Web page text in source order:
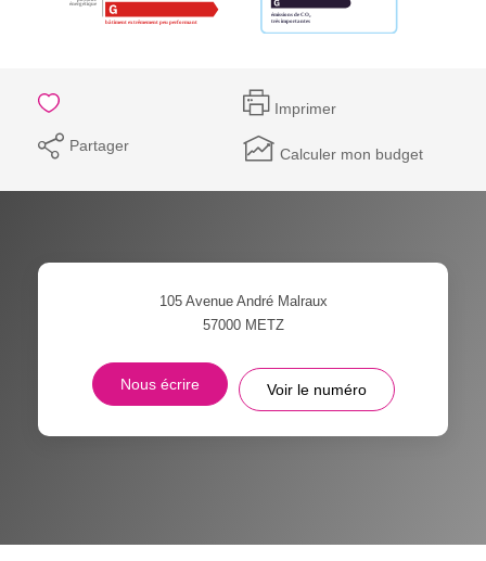
Imprimer
Partager Calculer mon budget
105 Avenue André Malraux
57000 METZ
Nous écrire Voir le numéro